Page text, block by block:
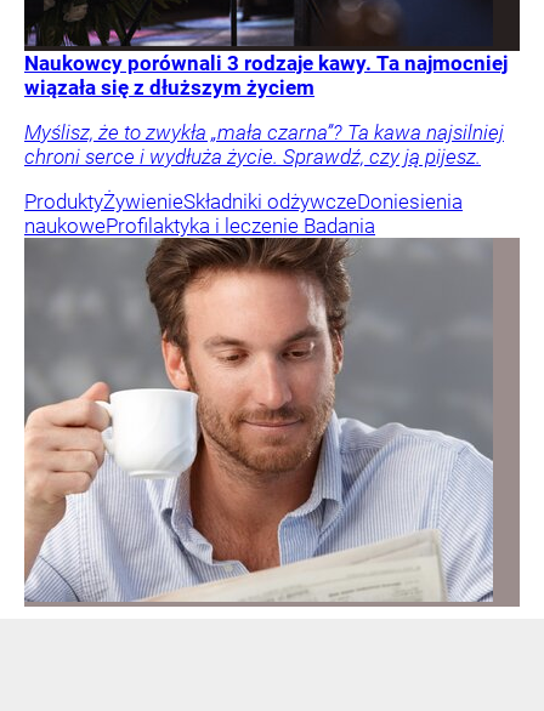
Naukowcy porównali 3 rodzaje kawy. Ta najmocniej
wiązała się z dłuższym życiem
Myślisz, że to zwykła „mała czarna”? Ta kawa najsilniej
chroni serce i wydłuża życie. Sprawdź, czy ją pijesz.
ProduktyŻywienieSkładniki odżywczeDoniesienia
naukoweProfilaktyka i leczenie Badania